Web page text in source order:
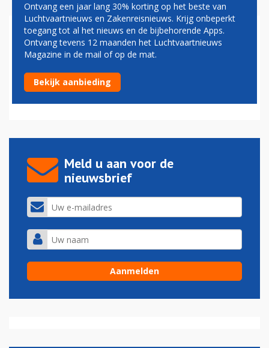
KLAPBAND
Landingsbaan Tokio Haneda dicht na klapbanden A330
18-07-2016 - 16:07
Meld u aan voor de
nieuwsbrief
Ontvang een jaar lang 30% korting op het beste van
Luchtvaartnieuws en Zakenreisnieuws. Krijg onbeperkt
toegang tot al het nieuws en de bijbehorende Apps.
Ontvang tevens 12 maanden het Luchtvaartnieuws
Magazine in de mail of op de mat.
Bekijk aanbieding